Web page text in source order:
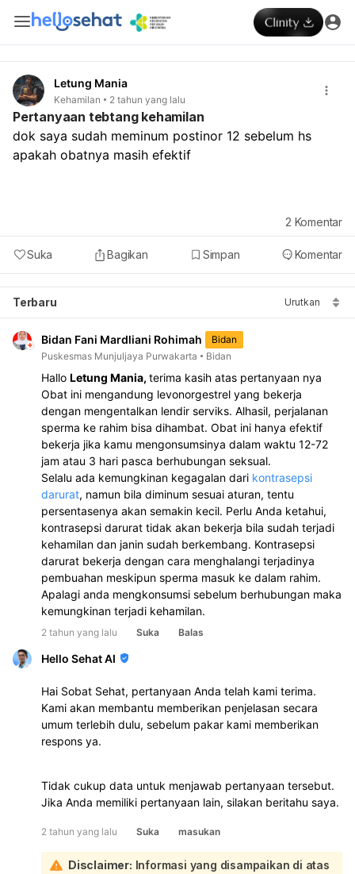
Letung Mania
Kehamilan 2 tahun yang lalu
Pertanyaan tebtang kehamilan
dok saya sudah meminum postinor 12 sebelum hs
apakah obatnya masih efektif
Suka Bagikan Simpan Komentar
2 Komentar
Terbaru Urutkan
Bidan Fani Mardliani Rohimah
Bidan
Puskesmas Munjuljaya Purwakarta
Bidan
Hallo Letung Mania, terima kasih atas pertanyaan nya
Obat ini mengandung levonorgestrel yang bekerja
dengan mengentalkan lendir serviks. Alhasil, perjalanan
sperma ke rahim bisa dihambat. Obat ini hanya efektif
bekerja jika kamu mengonsumsinya dalam waktu 12-72
jam atau 3 hari pasca berhubungan seksual.
Selalu ada kemungkinan kegagalan dari kontrasepsi
darurat, namun bila diminum sesuai aturan, tentu
persentasenya akan semakin kecil. Perlu Anda ketahui,
kontrasepsi darurat tidak akan bekerja bila sudah terjadi
kehamilan dan janin sudah berkembang. Kontrasepsi
darurat bekerja dengan cara menghalangi terjadinya
pembuahan meskipun sperma masuk ke dalam rahim.
Apalagi anda mengkonsumsi sebelum berhubungan maka
kemungkinan terjadi kehamilan.
2 tahun yang lalu Suka Balas
Hello Sehat AI
Hai Sobat Sehat, pertanyaan Anda telah kami terima.
Kami akan membantu memberikan penjelasan secara
umum terlebih dulu, sebelum pakar kami memberikan
respons ya.
Tidak cukup data untuk menjawab pertanyaan tersebut.
Jika Anda memiliki pertanyaan lain, silakan beritahu saya.
2 tahun yang lalu Suka masukan
Disclaimer: Informasi yang disampaikan di atas